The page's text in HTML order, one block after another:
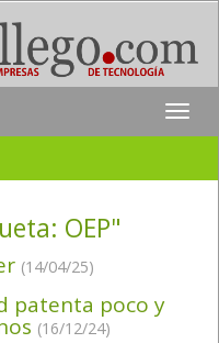
Toggle
OEP"
(14/04/25)
patenta poco y
(16/12/24)